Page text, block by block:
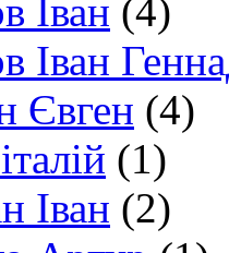
Іван (4)
Іван
Євген (4)
(1)
Іван (2)